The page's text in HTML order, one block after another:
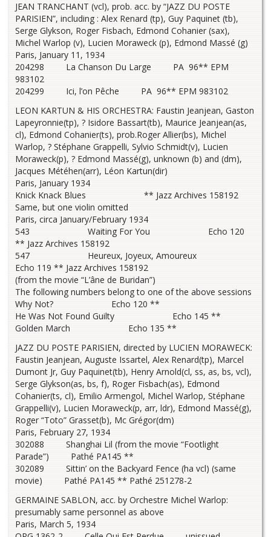
JEAN TRANCHANT (vcl), prob. acc. by “JAZZ DU POSTE
PARISIEN”, including : Alex Renard (tp), Guy Paquinet (tb),
Serge Glykson, Roger Fisbach, Edmond Cohanier (sax),
Michel Warlop (v), Lucien Moraweck (p), Edmond Massé (g)
Paris, January 11, 1934
204298 La Chanson Du Large PA 96** EPM
983102
204299 Ici, l’on Pêche PA 96** EPM 983102
LEON KARTUN & HIS ORCHESTRA: Faustin Jeanjean, Gaston
Lapeyronnie(tp), ? Isidore Bassart(tb), Maurice Jeanjean(as,
cl), Edmond Cohanier(ts), prob.Roger Allier(bs), Michel
Warlop, ? Stéphane Grappelli, Sylvio Schmidt(v), Lucien
Moraweck(p), ? Edmond Massé(g), unknown (b) and (dm),
Jacques Météhen(arr), Léon Kartun(dir)
Paris, January 1934
Knick Knack Blues ** Jazz Archives 158192
Same, but one violin omitted
Paris, circa January/February 1934
543 Waiting For You Echo 120
** Jazz Archives 158192
547 Heureux, Joyeux, Amoureux
Echo 119 ** Jazz Archives 158192
(from the movie “L’âne de Buridan”)
The following numbers belong to one of the above sessions
Why Not? Echo 120 **
He Was Not Found Guilty Echo 145 **
Golden March Echo 135 **
JAZZ DU POSTE PARISIEN, directed by LUCIEN MORAWECK:
Faustin Jeanjean, Auguste Issartel, Alex Renard(tp), Marcel
Dumont Jr, Guy Paquinet(tb), Henry Arnold(cl, ss, as, bs, vcl),
Serge Glykson(as, bs, f), Roger Fisbach(as), Edmond
Cohanier(ts, cl), Emilio Armengol, Michel Warlop, Stéphane
Grappelli(v), Lucien Moraweck(p, arr, ldr), Edmond Massé(g),
Roger “Toto” Grasset(b), Mc Grégor(dm)
Paris, February 27, 1934
302088 Shanghai Lil (from the movie “Footlight
Parade”) Pathé PA145 **
302089 Sittin’ on the Backyard Fence (ha vcl) (same
movie) Pathé PA145 ** Pathé 251278-2
GERMAINE SABLON, acc. by Orchestre Michel Warlop:
presumably same personnel as above
Paris, March 5, 1934